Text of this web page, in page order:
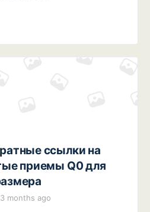
ссылки на
приемы Q0 для
months ago